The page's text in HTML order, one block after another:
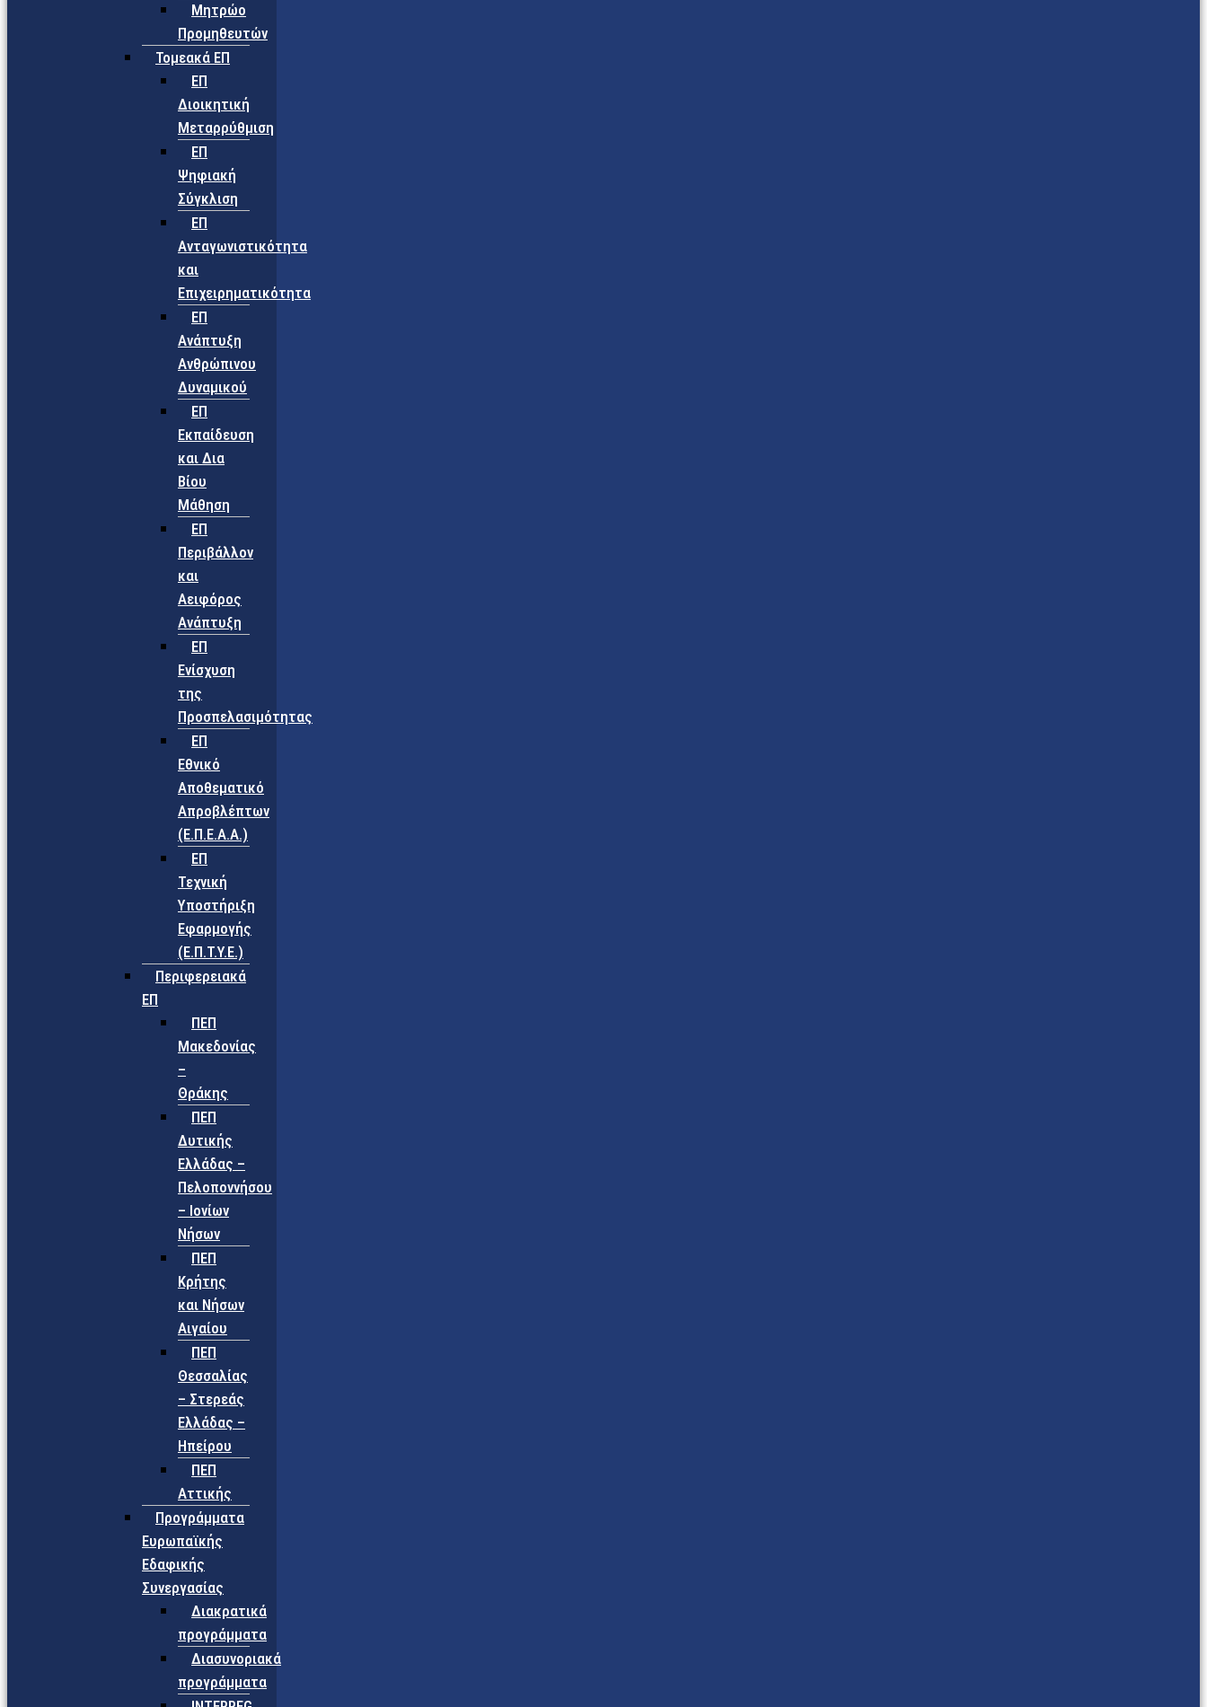
Μητρώο
Προμηθευτών
Τομεακά ΕΠ
ΕΠ
Διοικητική
Μεταρρύθμιση
ΕΠ
Ψηφιακή
Σύγκλιση
ΕΠ
Ανταγωνιστικότητα
και
Επιχειρηματικότητα
ΕΠ
Ανάπτυξη
Ανθρώπινου
Δυναμικού
ΕΠ
Εκπαίδευση
και Δια
Βίου
Μάθηση
ΕΠ
Περιβάλλον
και
Αειφόρος
Ανάπτυξη
ΕΠ
Ενίσχυση
της
Προσπελασιμότητας
ΕΠ
Εθνικό
Αποθεματικό
Απροβλέπτων
(Ε.Π.Ε.Α.Α.)
ΕΠ
Τεχνική
Υποστήριξη
Εφαρμογής
(Ε.Π.Τ.Υ.Ε.)
Περιφερειακά
ΕΠ
ΠΕΠ
Μακεδονίας
–
Θράκης
ΠΕΠ
Δυτικής
Ελλάδας –
Πελοποννήσου
– Ιονίων
Νήσων
ΠΕΠ
Κρήτης
και Νήσων
Αιγαίου
ΠΕΠ
Θεσσαλίας
– Στερεάς
Ελλάδας –
Ηπείρου
ΠΕΠ
Αττικής
Προγράμματα
Ευρωπαϊκής
Εδαφικής
Συνεργασίας
Διακρατικά
προγράμματα
Διασυνοριακά
προγράμματα